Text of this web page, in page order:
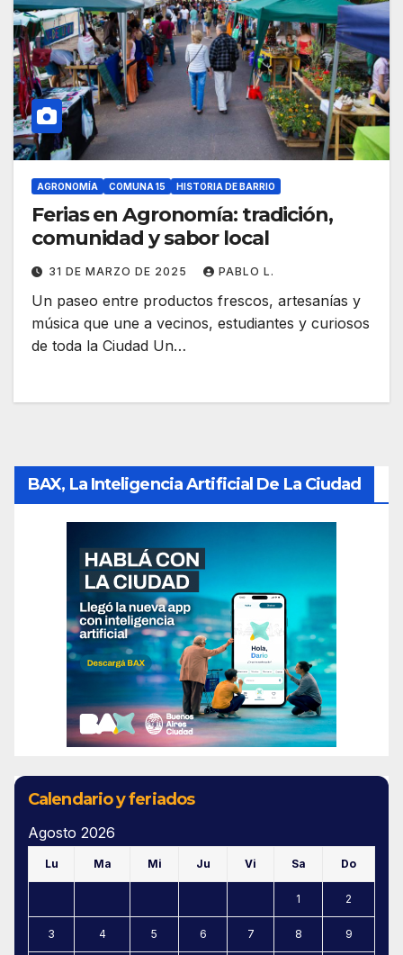
AGRONOMÍA COMUNA 15 HISTORIA DE BARRIO
Ferias en Agronomía: tradición,
comunidad y sabor local
31 DE MARZO DE 2025 PABLO L.
Un paseo entre productos frescos, artesanías y
música que une a vecinos, estudiantes y curiosos
de toda la Ciudad Un…
BAX, La Inteligencia Artificial De La Ciudad
Calendario y feriados
Agosto 2026
Lu Ma Mi Ju Vi Sa Do
1 2
3 4 5 6 7 8 9